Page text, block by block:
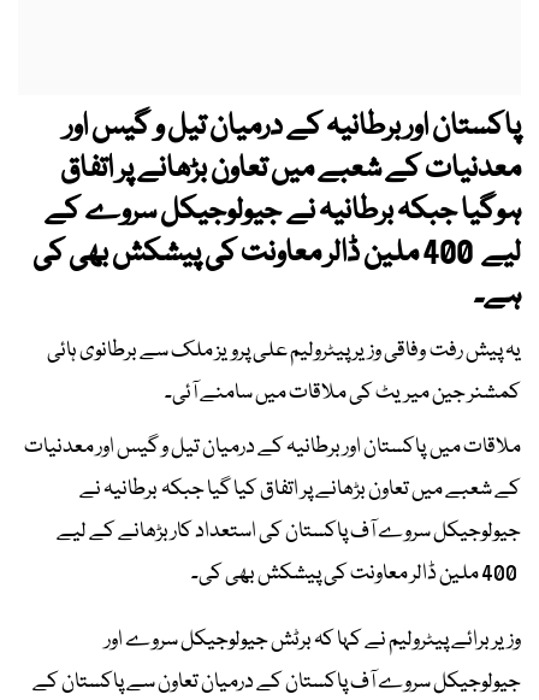
پاکستان اور برطانیہ کے درمیان تیل و گیس اور
معدنیات کے شعبے میں تعاون بڑھانے پر اتفاق
ہوگیا جبکہ برطانیہ نے جیولوجیکل سروے کے
لیے 400 ملین ڈالر معاونت کی پیشکش بھی کی
ہے۔
یہ پیش رفت وفاقی وزیر پیٹرولیم علی پرویز ملک سے برطانوی ہائی
کمشنر جین میریٹ کی ملاقات میں سامنے آئی۔
ملاقات میں پاکستان اور برطانیہ کے درمیان تیل و گیس اور معدنیات
کے شعبے میں تعاون بڑھانے پر اتفاق کیا گیا جبکہ برطانیہ نے
جیولوجیکل سروے آف پاکستان کی استعداد کار بڑھانے کے لیے
وزیر برائے پیٹرولیم نے کہا کہ برٹش جیولوجیکل سروے اور
جیولوجیکل سروے آف پاکستان کے درمیان تعاون سے پاکستان کے